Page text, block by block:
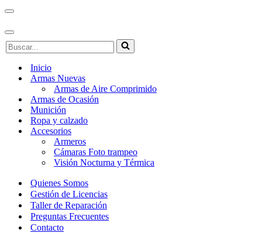
Menú
navegación
Menú
de
navegación
Buscar...
Inicio
Armas Nuevas
Armas de Aire Comprimido
Armas de Ocasión
Munición
Ropa y calzado
Accesorios
Armeros
Cámaras Foto trampeo
Visión Nocturna y Térmica
Quienes Somos
Gestión de Licencias
Taller de Reparación
Preguntas Frecuentes
Contacto